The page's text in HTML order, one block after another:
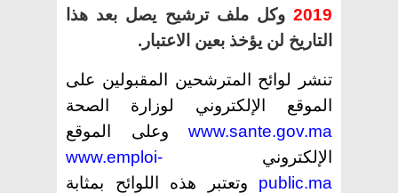
2019 وكل ملف ترشيح يصل بعد هذا
التاريخ لن يؤخذ بعين الاعتبار.
تنشر لوائح المترشحين المقبولين على
الموقع الإلكتروني لوزارة الصحة
www.sante.gov.ma وعلى الموقع
الإلكتروني www.emploi-
public.ma وتعتبر هذه اللوائح بمثابة